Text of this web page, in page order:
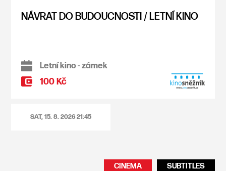
NÁVRAT DO BUDOUCNOSTI / LETNÍ KINO
Letní kino - zámek
100 Kč
SAT, 15. 8. 202621:45
CINEMA SUBTITLES